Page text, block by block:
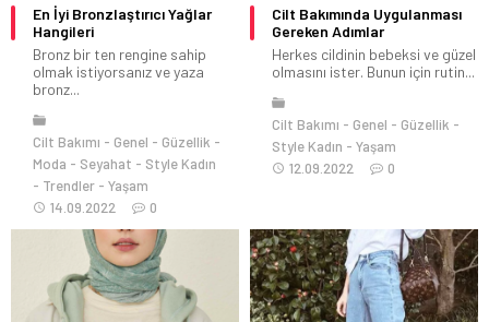
En İyi Bronzlaştırıcı Yağlar
Hangileri
Bronz bir ten rengine sahip
olmak istiyorsanız ve yaza
bronz...
Cilt Bakımı Genel
Güzellik
Moda
Seyahat
Style Kadın
Trendler
Yaşam
14.09.2022
0
Cilt Bakımında Uygulanması
Gereken Adımlar
Herkes cildinin bebeksi ve güzel
olmasını ister. Bunun için rutin...
Cilt Bakımı Genel
Güzellik
Style Kadın
Yaşam
12.09.2022
0